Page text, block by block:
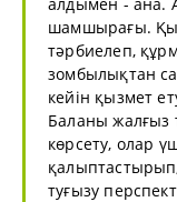
шамшырағы.
тәрбиелеп,
зомбылықтан
кейін қызмет
Баланы жалғыз
көрсету, олар
туғызу